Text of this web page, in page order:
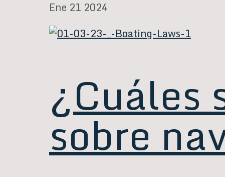
Ene 21 2024
¿Cuáles
sobre